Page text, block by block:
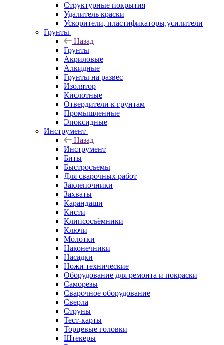
Структурные покрытия
Удалитель краски
Ускорители, пластификаторы,усилители
Грунты
Назад
Грунты
Акриловые
Алкидные
Грунты на развес
Изолятор
Кислотные
Отвердители к грунтам
Промышленные
Эпоксидные
Инструмент
Назад
Инструмент
Биты
Быстросъемы
Для сварочных работ
Заклепочники
Захваты
Карандаши
Кисти
Клипсосъёмники
Ключи
Молотки
Наконечники
Насадки
Ножи технические
Оборудование для ремонта и покраски
Саморезы
Сварочное оборудование
Сверла
Струны
Тест-карты
Торцевые головки
Штекеры